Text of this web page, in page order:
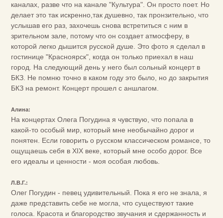
каналах, разве что на канале "Культура". Он просто поет. Но
делает это так искренно,так душевно, так пронзительно, что
услышав его раз, захочешь снова встретиться с ним в
зрительном зале, потому что он создает атмосферу, в
которой легко дышится русской душе. Это фото я сделал в
гостинице "Красноярск", когда он только приехал в наш
город. На следующий день у него был сольный концерт в
БКЗ. Не помню точно в каком году это было, но до закрытия
БКЗ на ремонт. Концерт прошел с аншлагом.
Алина:
На концертах Олега Погудина я чувствую, что попала в
какой-то особый мир, который мне необычайно дорог и
понятен. Если говорить о русском классическом романсе, то
ощущаешь себя в XIX веке, который мне особо дорог. Все
его идеалы и ценности - моя особая любовь.
Л.В.Г.:
Олег Погудин - певец удивительный. Пока я его не знала, я
даже представить себе не могла, что существуют такие
голоса. Красота и благородство звучания и сдержанность и